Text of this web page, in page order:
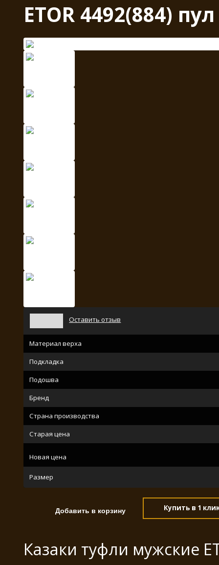
ETOR 4492(884)
Оставить отзыв
Материал верха
Подкладка
Подошва
Бренд
Страна производства
Старая цена
Новая цена
Размер
Купить в 1
Казаки туфли мужские